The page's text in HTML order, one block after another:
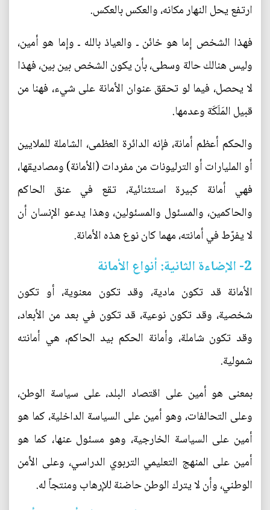
ارتفع يحل النهار مكانه، والعكس بالعكس.
فهذا الشخص إما هو خائن ـ والعياذ بالله ـ وإما هو أمين،
وليس هنالك حالة وسطى، بأن يكون الشخص بين بين، فهذا
لا يحصل، فيما لو تحقق عنوان الأمانة على شيء، فهنا من
قبيل المَلَكَة وعدمها.
والحكم أعظم أمانة، فإنه الدائرة العظمى، الشاملة للملايين
أو المليارات أو الترليونات من مفردات (الأمانة) ومصاديقها،
فهي أمانة كبيرة استثنائية، تقع في عنق الحاكم
والحاكمين، والمسئول والمسئولين، وهذا يدعو الإنسان أن
لا يفرّط في أمانته، مهما كان نوع هذه الأمانة.
2- الإضاءة الثانية: أنواع الأمانة
الأمانة قد تكون مادية، وقد تكون معنوية، أو تكون
شخصية، وقد تكون نوعية، قد تكون في بعد من الأبعاد،
وقد تكون شاملة، وأمانة الحكم بيد الحاكم، هي أمانته
شمولية.
بمعنى هو أمين على اقتصاد البلد، على سياسة الوطن،
وعلى التحالفات، وهو أمين على السياسة الداخلية، كما هو
أمين على السياسة الخارجية، وهو مسئول عنها، كما هو
أمين على المنهج التعليمي التربوي الدراسي، وعلى الأمن
الوطني، وأن لا يترك الوطن حاضنة للإرهاب ومنتجاً له.